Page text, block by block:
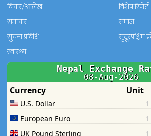
विचार/आलेख
विशेष रिपोर्ट
समाचार
समाज
सुचना प्रविधि
सुदूरपश्चिम
स्वास्थ्य